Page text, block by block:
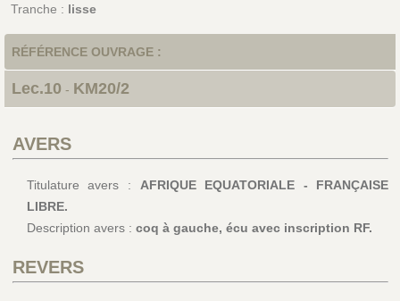
Tranche : lisse
RÉFÉRENCE OUVRAGE :
Lec.10 - KM20/2
AVERS
Titulature avers : AFRIQUE EQUATORIALE - FRANÇAISE
LIBRE.
Description avers : coq à gauche, écu avec inscription RF.
REVERS